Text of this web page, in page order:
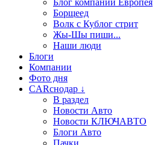
Блог компании Европея
Борщеед
Волк с Кублог стрит
Жы-Шы пиши...
Наши люди
Блоги
Компании
Фото дня
CARснодар ↓
В раздел
Новости Авто
Новости КЛЮЧАВТО
Блоги Авто
Пачки